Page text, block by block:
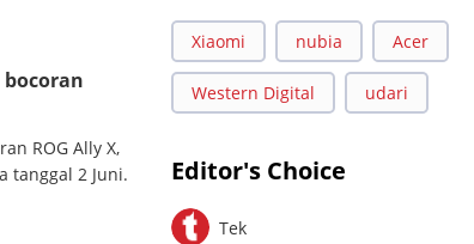
bocoran
ROG Ally X,
tanggal 2 Juni.
Xiaomi nubia Acer
Western Digital udari
Editor's Choice
Tek